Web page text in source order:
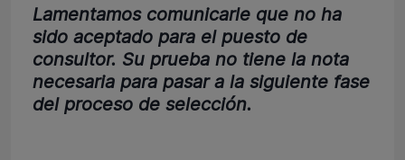
Lamentamos comunicarle que no ha
sido aceptado para el puesto de
consultor. Su prueba no tiene la nota
necesaria para pasar a la siguiente fase
del proceso de selección.